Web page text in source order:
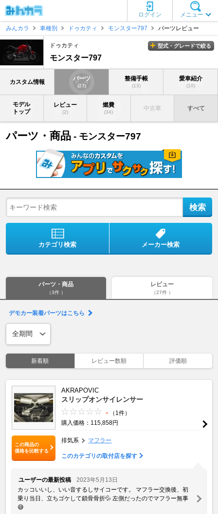
メニュー
ログイン
みんカラ
車種別 ドゥカティ モンスター797 パーツレビュー
ドゥカティ
モンスター797
型式・グレードで絞る
カスタム情報 パーツ
(27)
整備手帳
(13)
愛車紹介
(10)
モデル
トップ
レビュー
(2)
燃費
(34)
中古車 すべて
パーツ・商品 - モンスター797
カテゴリ検索 メーカー検索
パーツ・商品
（3件 ）
レビュー
（27件 ）
デモカー装着パーツはこちら
新着順 レビュー数順 評価順
この商品の
価格を比較する
AKRAPOVIC
スリップオンサイレンサー
-
（1件）
購入価格：115,858円
排気系 マフラー
このカテゴリの取付店を探す
ユーザーの最新投稿
2023年5月13日
カッコいいし、いい音するしサイコーです。 マフラー交換後、初
乗り当日、立ちゴケして鎖骨骨折💦 左側だったのでマフラー無事
😅